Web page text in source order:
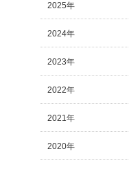
2025年
2024年
2023年
2022年
2021年
2020年